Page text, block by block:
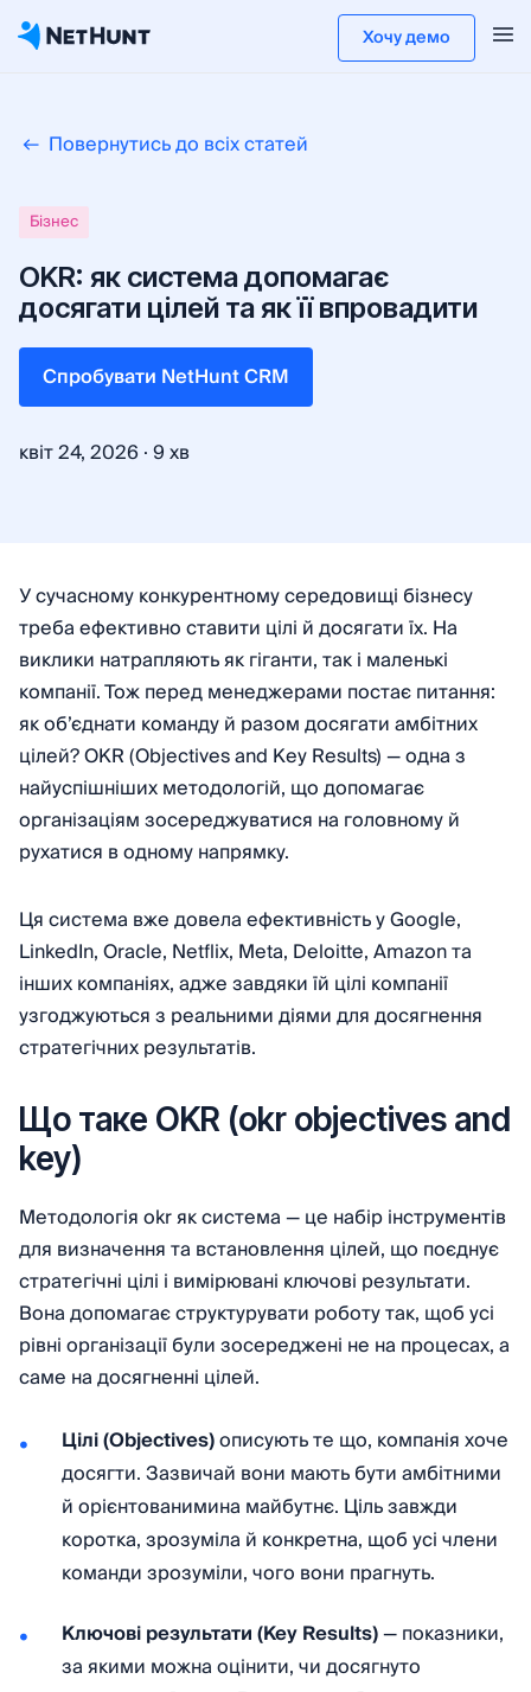
Хочу демо
Повернутись до всіх статей
Бізнес
OKR: як система допомагає
досягати цілей та як її впровадити
Cпробувати NetHunt CRM
квіт 24, 2026 ·9 хв
У сучасному конкурентному середовищі бізнесу
треба ефективно ставити цілі й досягати їх. На
виклики натрапляють як гіганти, так і маленькі
компанії. Тож перед менеджерами постає питання:
як об’єднати команду й разом досягати амбітних
цілей? OKR (Objectives and Key Results) — одна з
найуспішніших методологій, що допомагає
організаціям зосереджуватися на головному й
рухатися в одному напрямку.
Ця система вже довела ефективність у Google,
LinkedIn, Oracle, Netflix, Meta, Deloitte, Amazon та
інших компаніях, адже завдяки їй цілі компанії
узгоджуються з реальними діями для досягнення
стратегічних результатів.
Що таке OKR (okr objectives and
key)
Методологія okr як система — це набір інструментів
для визначення та встановлення цілей, що поєднує
стратегічні цілі і вимірювані ключові результати.
Вона допомагає структурувати роботу так, щоб усі
рівні організації були зосереджені не на процесах, а
саме на досягненні цілей.
Цілі (Objectives)описують те що, компанія хоче
досягти. Зазвичай вони мають бути амбітними
й орієнтованимина майбутнє. Ціль завжди
коротка, зрозуміла й конкретна, щоб усі члени
команди зрозуміли, чого вони прагнуть.
Ключові результати (Key Results)— показники,
за якими можна оцінити, чи досягнуто